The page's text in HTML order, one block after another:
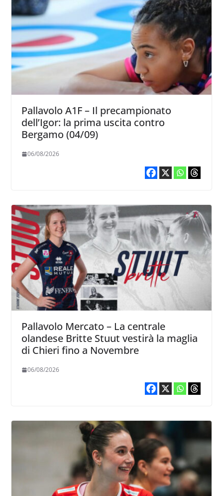
Pallavolo A1F – Il precampionato
dell’Igor: la prima uscita contro
Bergamo (04/09)
06/08/2026
Pallavolo Mercato – La centrale
olandese Britte Stuut vestirà la maglia
di Chieri fino a Novembre
06/08/2026